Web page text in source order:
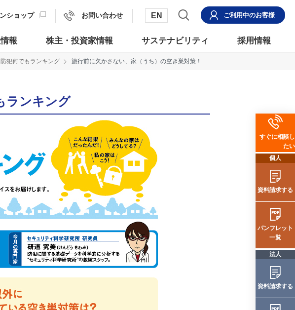
ショップ お問い合わせ EN ご利用中のお客様
報 株主・投資家情報 サステナビリティ 採用情報
犯何でもランキング 旅行前に欠かさない、家（うち）の空き巣対策！
ランキング
すぐに相談し
たい
個人
資料請求する
パンフレット
一覧
法人
資料請求する